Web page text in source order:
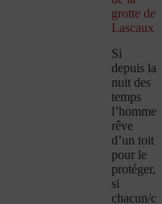
grotte de
Lascaux
Si
depuis la
nuit des
temps
l’homme
rêve
d’un toit
pour le
protéger,
si
chacun/c